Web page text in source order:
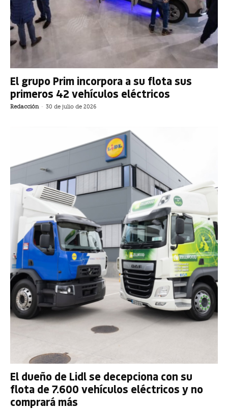
El grupo Prim incorpora a su flota sus
primeros 42 vehículos eléctricos
Redacción - 30 de julio de 2026
El dueño de Lidl se decepciona con su
flota de 7.600 vehículos eléctricos y no
comprará más